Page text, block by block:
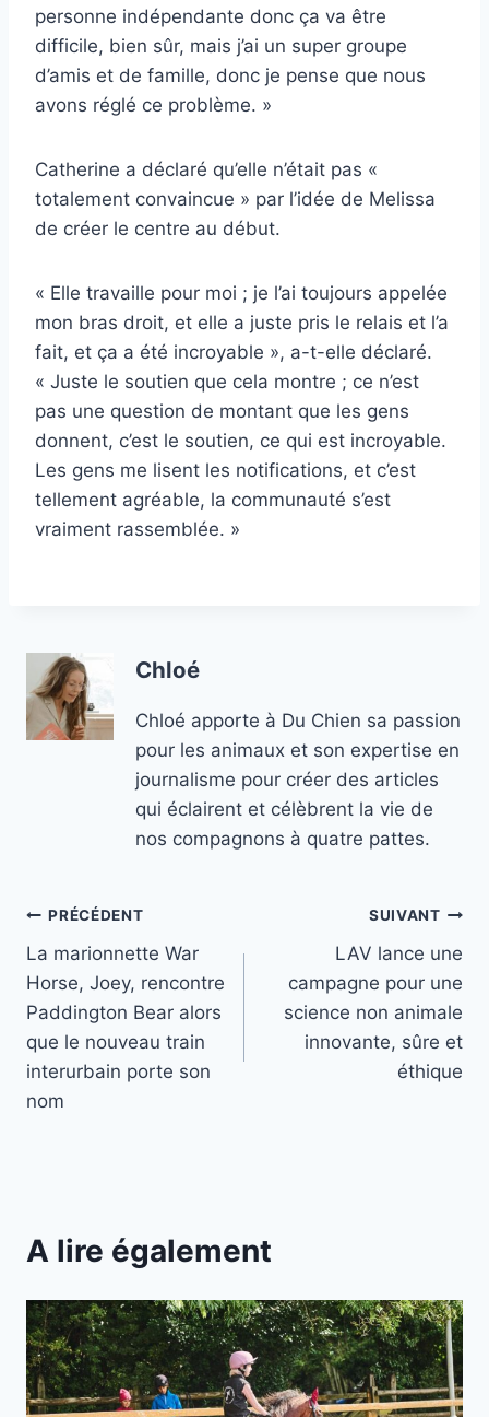
personne indépendante donc ça va être
difficile, bien sûr, mais j’ai un super groupe
d’amis et de famille, donc je pense que nous
avons réglé ce problème. »
Catherine a déclaré qu’elle n’était pas «
totalement convaincue » par l’idée de Melissa
de créer le centre au début.
« Elle travaille pour moi ; je l’ai toujours appelée
mon bras droit, et elle a juste pris le relais et l’a
fait, et ça a été incroyable », a-t-elle déclaré.
« Juste le soutien que cela montre ; ce n’est
pas une question de montant que les gens
donnent, c’est le soutien, ce qui est incroyable.
Les gens me lisent les notifications, et c’est
tellement agréable, la communauté s’est
vraiment rassemblée. »
Chloé
Chloé apporte à Du Chien sa passion
pour les animaux et son expertise en
journalisme pour créer des articles
qui éclairent et célèbrent la vie de
nos compagnons à quatre pattes.
Navigation
de
l’article
PRÉCÉDENT
La marionnette War
Horse, Joey, rencontre
Paddington Bear alors
que le nouveau train
interurbain porte son
nom
SUIVANT
LAV lance une
campagne pour une
science non animale
innovante, sûre et
éthique
A lire également